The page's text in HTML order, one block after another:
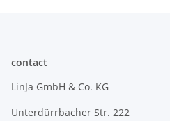
contact
LinJa GmbH & Co. KG
Unterdürrbacher Str. 222